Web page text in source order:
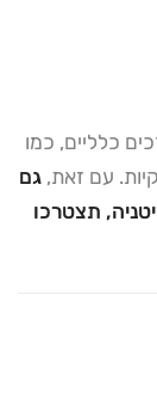
של עד 180 ימים לצרכים כלליים, כמו
עם זאת, גם
תצטרכו